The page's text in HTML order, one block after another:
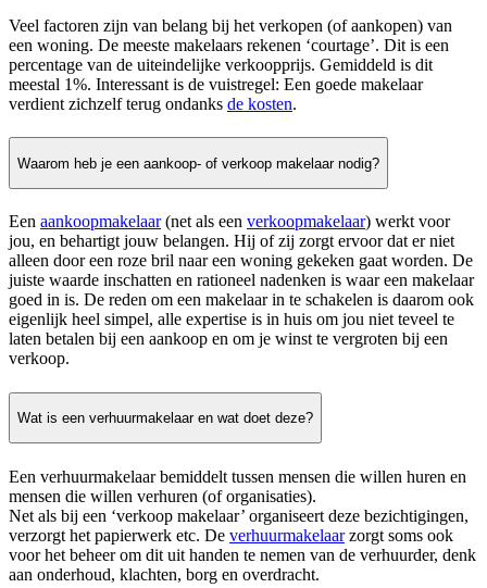
Veel factoren zijn van belang bij het verkopen (of aankopen) van
een woning. De meeste makelaars rekenen ‘courtage’. Dit is een
percentage van de uiteindelijke verkoopprijs. Gemiddeld is dit
meestal 1%. Interessant is de vuistregel: Een goede makelaar
verdient zichzelf terug ondanks de kosten.
Waarom heb je een aankoop- of verkoop makelaar nodig?
Een aankoopmakelaar(net als een verkoopmakelaar) werkt voor
jou, en behartigt jouw belangen. Hij of zij zorgt ervoor dat er niet
alleen door een roze bril naar een woning gekeken gaat worden. De
juiste waarde inschatten en rationeel nadenken is waar een makelaar
goed in is. De reden om een makelaar in te schakelen is daarom ook
eigenlijk heel simpel, alle expertise is in huis om jou niet teveel te
laten betalen bij een aankoop en om je winst te vergroten bij een
verkoop.
Wat is een verhuurmakelaar en wat doet deze?
Een verhuurmakelaar bemiddelt tussen mensen die willen huren en
mensen die willen verhuren (of organisaties).
Net als bij een ‘verkoop makelaar’ organiseert deze bezichtigingen,
verzorgt het papierwerk etc. De verhuurmakelaarzorgt soms ook
voor het beheer om dit uit handen te nemen van de verhuurder, denk
aan onderhoud, klachten, borg en overdracht.